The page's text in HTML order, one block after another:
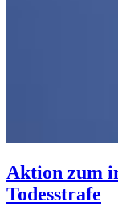
Aktion zum
Todesstrafe